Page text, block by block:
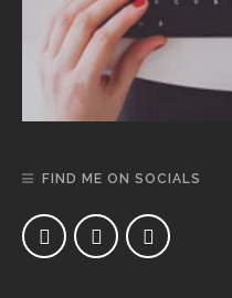
FIND ME ON SOCIALS